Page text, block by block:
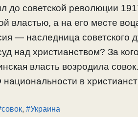
советской революции
властью, а на его месте
— наследница советского
над христианством? За
власть возродила
в
, #Украина